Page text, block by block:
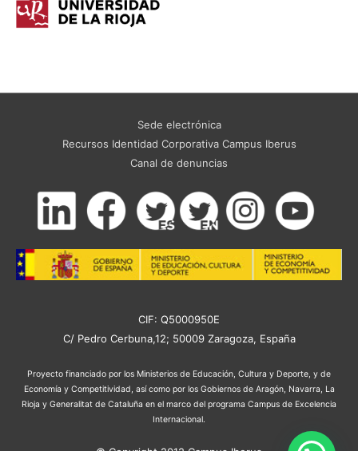
Sede electrónica
Recursos Identidad Corporativa Campus Iberus
Canal de denuncias
CIF: Q5000950E
C/ Pedro Cerbuna,12; 50009 Zaragoza, España
Proyecto financiado por los Ministerios de Educación, Cultura y Deporte, y de
Economía y Competitividad, así como por los Gobiernos de Aragón, Navarra, La
Rioja y Generalitat de Cataluña en el marco del programa Campus de Excelencia
Internacional.